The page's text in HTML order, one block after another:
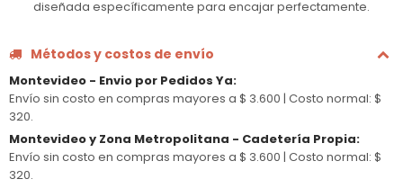
diseñada específicamente para encajar perfectamente.
Métodos y costos de envío
Montevideo - Envio por Pedidos Ya:
Envío sin costo en compras mayores a $ 3.600 | Costo normal: $
320.
Montevideo y Zona Metropolitana - Cadetería Propia:
Envío sin costo en compras mayores a $ 3.600 | Costo normal: $
320.